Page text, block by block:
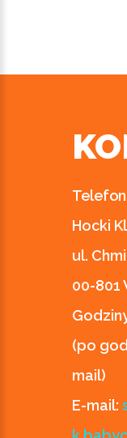
Hocki
ul.
00-801
(po
mail)
E-mail: